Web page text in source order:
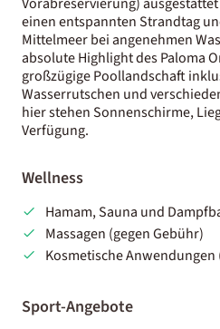
einen entspannten Strandtag
Mittelmeer bei angenehmen
absolute Highlight des Paloma
großzügige Poollandschaft
Wasserrutschen und
hier stehen Sonnenschirme,
Verfügung.
Wellness
Hamam, Sauna und
Massagen (gegen Gebühr)
Kosmetische Anwendungen
Sport-Angebote